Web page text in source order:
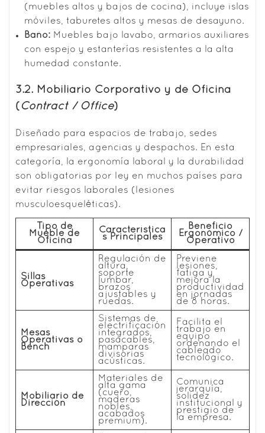
(muebles altos y bajos de cocina), incluye islas
móviles, taburetes altos y mesas de desayuno.
Baño: Muebles bajo lavabo, armarios auxiliares
con espejo y estanterías resistentes a la alta
humedad constante.
3.2. Mobiliario Corporativo y de Oficina
( Contract / Office)
Diseñado para espacios de trabajo, sedes
empresariales, agencias y despachos. En esta
categoría, la ergonomía laboral y la durabilidad
son obligatorias por ley en muchos países para
evitar riesgos laborales (lesiones
musculoesqueléticas).
Tipo de
Mueble de
Oficina
Característica
s Principales
Beneficio
Ergonómico /
Operativo
Sillas
Operativas
Regulación de
altura,
soporte
lumbar,
brazos
ajustables y
ruedas.
Previene
lesiones,
fatiga y
mejora la
productividad
en jornadas
de 8 horas.
Mesas
Operativas o
Bench
Sistemas de
electrificación
integrados,
pasacables,
mamparas
divisorias
acústicas.
Facilita el
trabajo en
equipo
ordenando el
cableado
tecnológico.
Mobiliario de
Dirección
Materiales de
alta gama
(cuero,
maderas
nobles,
acabados
premium).
Comunica
jerarquía,
solidez
institucional y
prestigio de
la empresa.